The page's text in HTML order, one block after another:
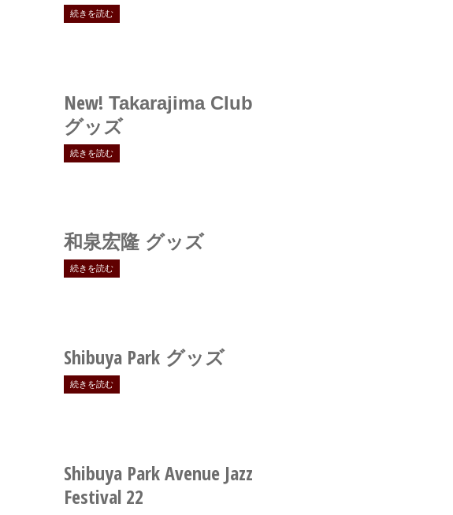
続きを読む
New! Takarajima Club
グッズ
続きを読む
和泉宏隆 グッズ
続きを読む
Shibuya Parkグッズ
続きを読む
Shibuya Park Avenue Jazz
Festival 22